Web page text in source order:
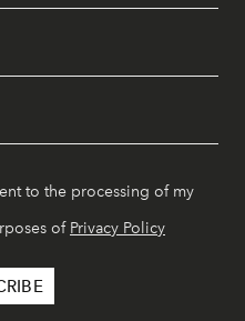
to the processing of my
of Privacy Policy